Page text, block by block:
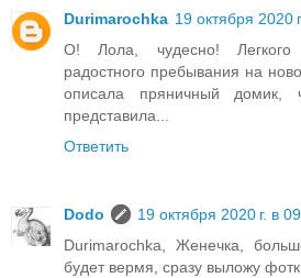
Durimarochka 19 октября 2020
О! Лола, чудесно! Легкого
радостного пребывания на
описала пряничный
представила...
Ответить
Dodo
19 октября 2020 г. в
Durimarochka, Женечка,
будет вермя, сразу выложу